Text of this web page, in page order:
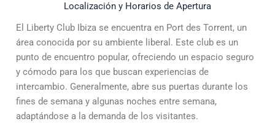
Localización y Horarios de Apertura
El Liberty Club Ibiza se encuentra en Port des Torrent, un
área conocida por su ambiente liberal. Este club es un
punto de encuentro popular, ofreciendo un espacio seguro
y cómodo para los que buscan experiencias de
intercambio. Generalmente, abre sus puertas durante los
fines de semana y algunas noches entre semana,
adaptándose a la demanda de los visitantes.